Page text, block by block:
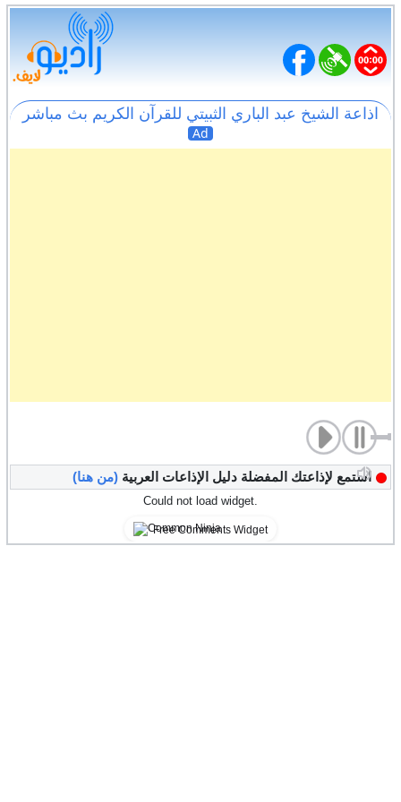
اذاعة الشيخ عبد الباري الثبيتي للقرآن الكريم بث مباشر
Ad
استمع لإذاعتك المفضلة دليل الإذاعات العربية(من هنا)
Could not load widget.
Free Comments Widget